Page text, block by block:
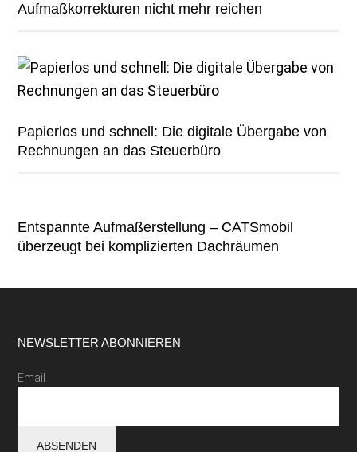
Aufmaßkorrekturen nicht mehr reichen
Papierlos und schnell: Die digitale Übergabe von
Rechnungen an das Steuerbüro
Entspannte Aufmaßerstellung – CATSmobil
überzeugt bei komplizierten Dachräumen
Footer
NEWSLETTER ABONNIEREN
Email